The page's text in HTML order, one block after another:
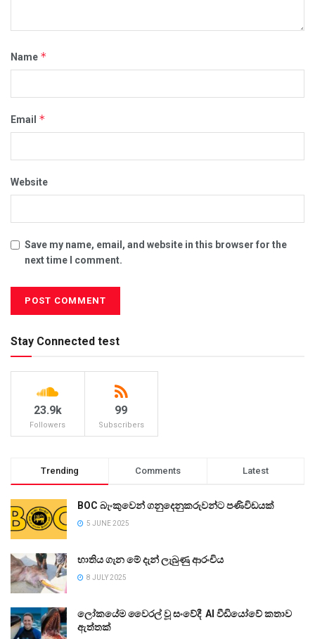
Name *
Email *
Website
Save my name, email, and website in this browser for the
next time I comment.
Stay Connected test
23.9k
Followers
99
Subscribers
Trending Comments Latest
BOC බැංකුවෙන් ගනුදෙනුකරුවන්ට පණිවිඩයක්
5 JUNE 2025
භාතිය ගැන මේ දැන් ලැබුණු ආරංචිය
8 JULY 2025
ලෝකයේම වෛරල් වූ සංවේදී AI වීඩියෝවේ කතාව
ඇත්තක්